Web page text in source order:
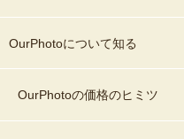
OurPhotoについて知る
OurPhotoの価格のヒミツ